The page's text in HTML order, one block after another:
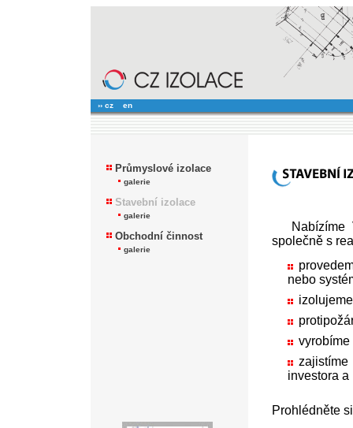
›› cz en
Průmyslové izolace
galerie
Stavební izolace
galerie
Obchodní činnost
galerie
Nabízíme
společně s
nebo
vyrobíme
investora a
Prohlédněte